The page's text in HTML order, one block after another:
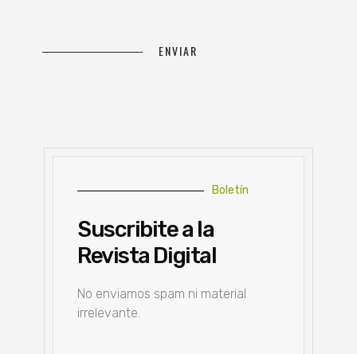
Boletín
Suscribite a la
Revista Digital
No enviamos spam ni material
irrelevante.